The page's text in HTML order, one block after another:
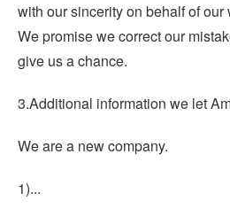
with our sincerity on behalf of
We promise we correct our
give us a chance.
3.Additional information we let
We are a new company.
1)...